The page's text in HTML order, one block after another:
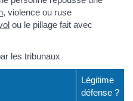
, violence ou ruse
ou le pillage fait avec
les tribunaux
Légitime
défense ?